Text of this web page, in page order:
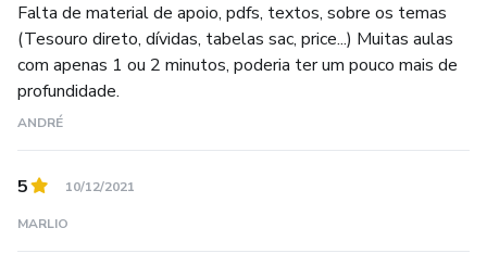
Falta de material de apoio, pdfs, textos, sobre os temas
(Tesouro direto, dívidas, tabelas sac, price...) Muitas aulas
com apenas 1 ou 2 minutos, poderia ter um pouco mais de
profundidade.
ANDRÉ
5 10/12/2021
MARLIO